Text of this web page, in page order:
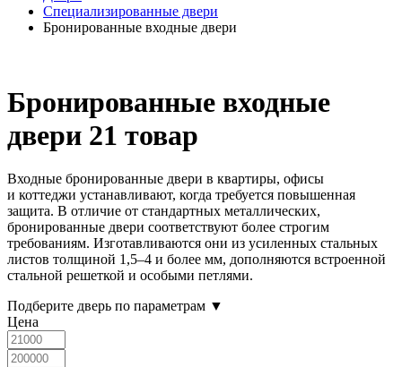
Специализированные двери
Бронированные входные двери
Бронированные входные
двери 21 товар
Входные бронированные двери в квартиры, офисы
и коттеджи устанавливают, когда требуется повышенная
защита. В отличие от стандартных металлических,
бронированные двери соответствуют более строгим
требованиям. Изготавливаются они из усиленных стальных
листов толщиной 1,5–4 и более мм, дополняются встроенной
стальной решеткой и особыми петлями.
Подберите дверь по параметрам ▼
Цена